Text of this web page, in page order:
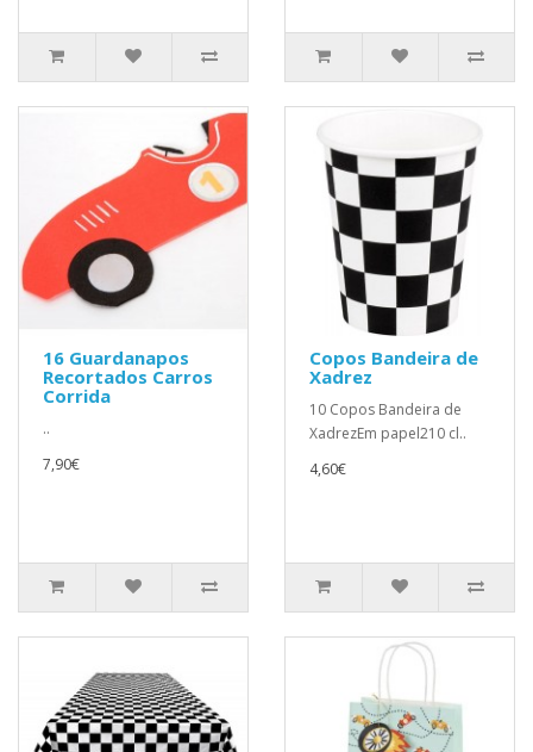
16 Guardanapos
Recortados Carros
Corrida
..
7,90€
Copos Bandeira de
Xadrez
10 Copos Bandeira de
XadrezEm papel210 cl..
4,60€